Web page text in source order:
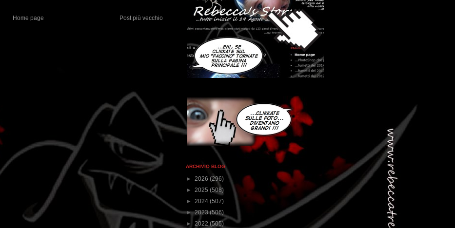
Post più vecchio
Home page
ARCHIVIO BLOG
► 2026 (296)
► 2025 (508)
► 2024 (507)
►2023(506)
► 2022(505)